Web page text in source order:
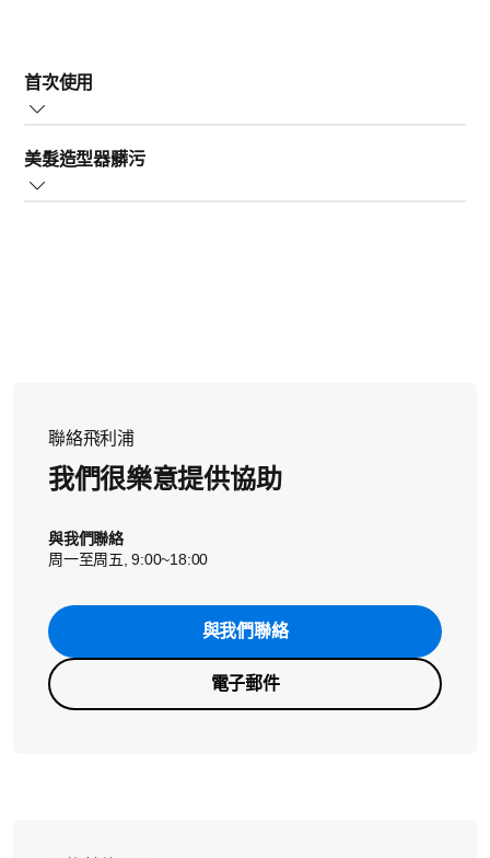
首次使用
怪的氣味。您無須擔心，這氣味在使用幾次之後就會淡
去。若要大幅減少異味，請嘗試在通風良好的室內做造
美髮造型器髒污
聯絡飛利浦
我們很樂意提供協助
與我們聯絡
周一至周五, 9:00~18:00
與我們聯絡
電子郵件